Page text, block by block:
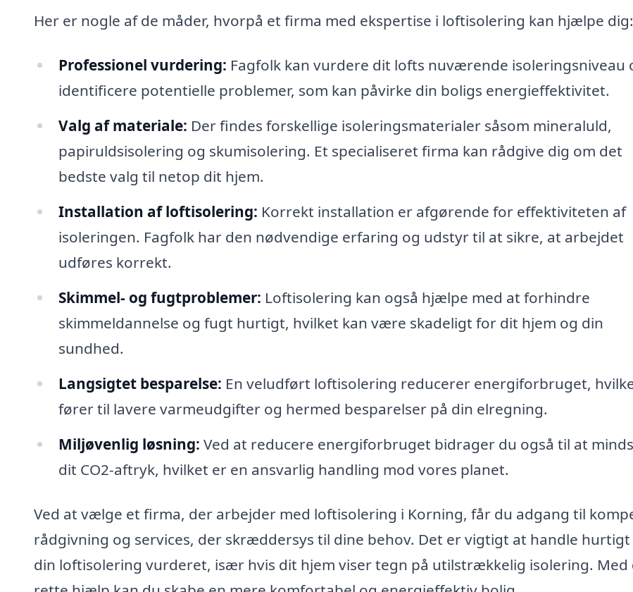
Her er nogle af de måder, hvorpå et firma med ekspertise i loftisolering kan hjælpe dig:
Professionel vurdering: Fagfolk kan vurdere dit lofts nuværende isoleringsniveau
identificere potentielle problemer, som kan påvirke din boligs energieffektivitet.
Valg af materiale: Der findes forskellige isoleringsmaterialer såsom mineraluld,
papiruldsisolering og skumisolering. Et specialiseret firma kan rådgive dig om det
bedste valg til netop dit hjem.
Installation af loftisolering: Korrekt installation er afgørende for effektiviteten af
isoleringen. Fagfolk har den nødvendige erfaring og udstyr til at sikre, at arbejdet
udføres korrekt.
Skimmel- og fugtproblemer: Loftisolering kan også hjælpe med at forhindre
skimmeldannelse og fugt hurtigt, hvilket kan være skadeligt for dit hjem og din
sundhed.
Langsigtet besparelse: En veludført loftisolering reducerer energiforbruget,
fører til lavere varmeudgifter og hermed besparelser på din elregning.
Miljøvenlig løsning: Ved at reducere energiforbruget bidrager du også til at
dit CO2-aftryk, hvilket er en ansvarlig handling mod vores planet.
Ved at vælge et firma, der arbejder med loftisolering i Korning, får du adgang til
rådgivning og services, der skræddersys til dine behov. Det er vigtigt at handle hurtigt
din loftisolering vurderet, især hvis dit hjem viser tegn på utilstrækkelig isolering. Med